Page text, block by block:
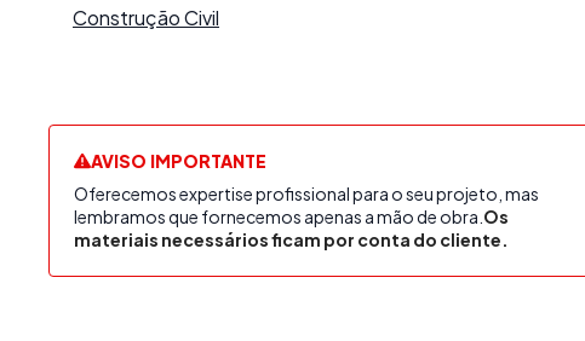
Construção Civil
AVISO IMPORTANTE
Oferecemos expertise profissional para o seu projeto, mas
lembramos que fornecemos apenas a mão de obra. Os
materiais necessários ficam por conta do cliente.